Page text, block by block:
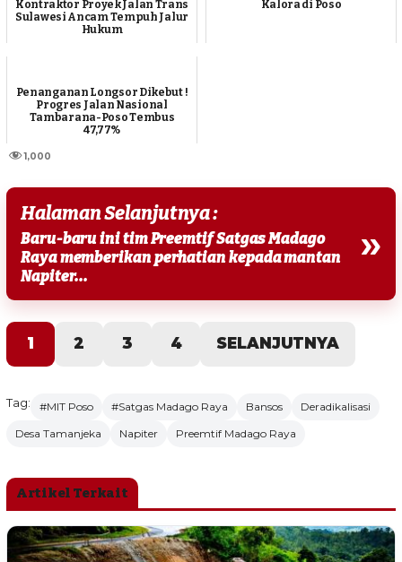
Kontraktor Proyek Jalan Trans
Sulawesi Ancam Tempuh Jalur
Hukum
Kalora di Poso
Penanganan Longsor Dikebut !
Progres Jalan Nasional
Tambarana-Poso Tembus
47,77%
1,000
Halaman Selanjutnya :
Baru-baru ini tim Preemtif Satgas Madago
Raya memberikan perhatian kepada mantan
Napiter...
»
1 2 3 4 SELANJUTNYA
Tag: #MIT Poso #Satgas Madago Raya Bansos
Deradikalisasi
Desa Tamanjeka
Napiter Preemtif Madago Raya
Artikel Terkait